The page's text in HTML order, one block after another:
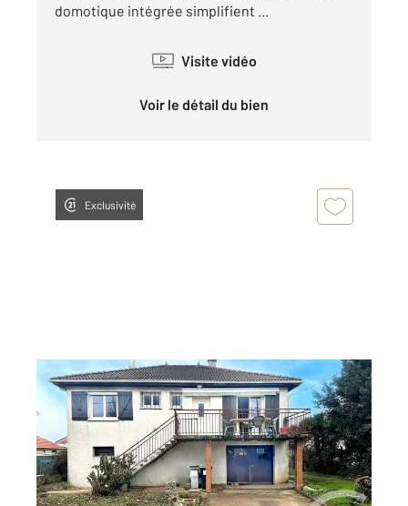
domotique intégrée simplifient ...
Visite vidéo
Voir le détail du bien
Exclusivité
ST MAURICE DE GOURDANS 01
101,70 m2, 4 pièces
Ref : 5698
Maison à vendre
230 000 €